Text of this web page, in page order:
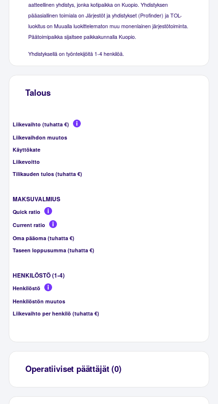
aatteellinen yhdistys, jonka kotipaikka on Kuopio. Yhdistyksen
pääasiallinen toimiala on Järjestöt ja yhdistykset (Profinder) ja TOL-
luokitus on Muualla luokittelematon muu monenlainen järjestötoiminta.
Päätoimipaikka sijaitsee paikkakunnalla Kuopio.
Yhdistyksellä on työntekijöitä 1-4 henkilöä.
Talous
Liikevaihto (tuhatta €)
Liikevaihdon muutos
Käyttökate
Liikevoitto
Tilikauden tulos (tuhatta €)
MAKSUVALMIUS
Quick ratio
Current ratio
Oma pääoma (tuhatta €)
Taseen loppusumma (tuhatta €)
HENKILÖSTÖ (1-4)
Henkilöstö
Henkilöstön muutos
Liikevaihto per henkilö (tuhatta €)
Operatiiviset päättäjät (0)